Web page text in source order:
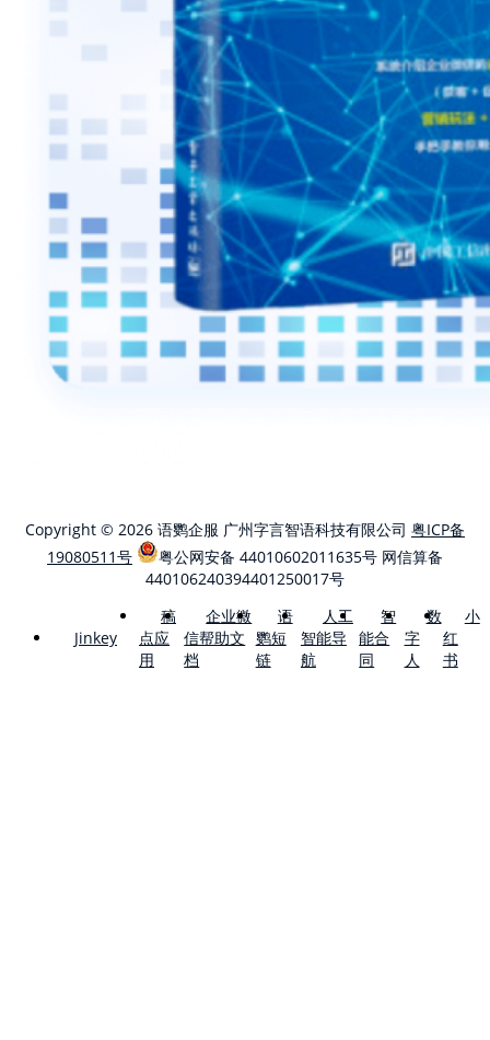
Copyright © 2026 语鹦企服 广州字言智语科技有限公司 粤ICP备
19080511号
粤公网安备 44010602011635号 网信算备
440106240394401250017号
Jinkey
稿
点应
用
企业微
信帮助文
档
语
鹦短
链
人工
智能导
航
智
能合
同
数
字
人
小
红
书